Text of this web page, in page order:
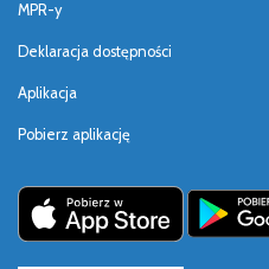
MPR-y
Deklaracja dostępności
Aplikacja
Pobierz aplikację